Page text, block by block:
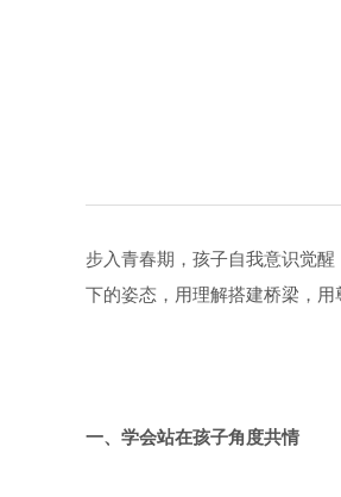
步入青春期，孩子自我意识觉醒
下的姿态，用理解搭建桥梁，
一、学会站在孩子角度共情